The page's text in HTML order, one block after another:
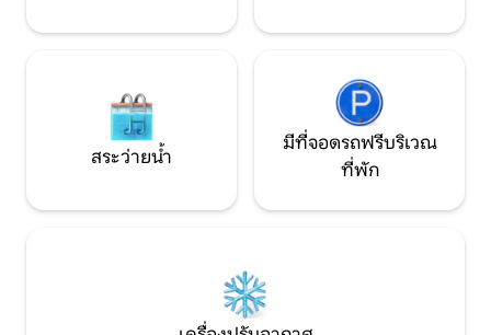
ด้วยไร่องุ่นหรือเพียงแค่เพลิดเพลินในสิ่ง
เราด้วยตัวเลือกมากมาย
สระว่ายน้ำ
มีที่จอดรถฟรีบริเวณ
ที่พัก